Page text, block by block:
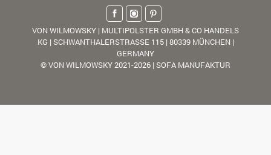
VON WILMOWSKY | MULTIPOLSTER GMBH & CO HANDELS
KG | SCHWANTHALERSTRASSE 115 | 80339 MÜNCHEN |
GERMANY
© VON WILMOWSKY 2021-2026 | SOFA MANUFAKTUR